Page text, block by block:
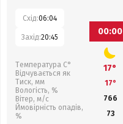
Схід:06:04
Захід:20:45
Температура С°
Відчувається як
Тиск, мм
Вологість, %
Вітер, м/с
Ймовірність опадів,
%
00:00
17°
17°
766
73